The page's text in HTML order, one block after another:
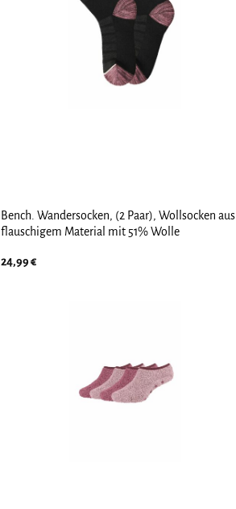
Bench. Wandersocken, (2 Paar), Wollsocken aus
flauschigem Material mit 51% Wolle
24,99€